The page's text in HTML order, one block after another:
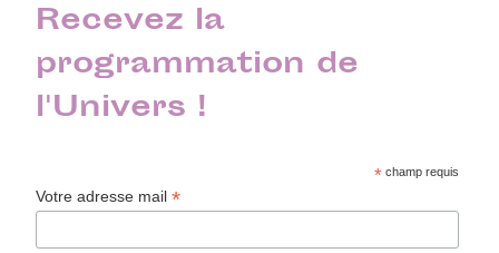
Recevez la
programmation de
l'Univers !
* champ requis
Votre adresse mail*